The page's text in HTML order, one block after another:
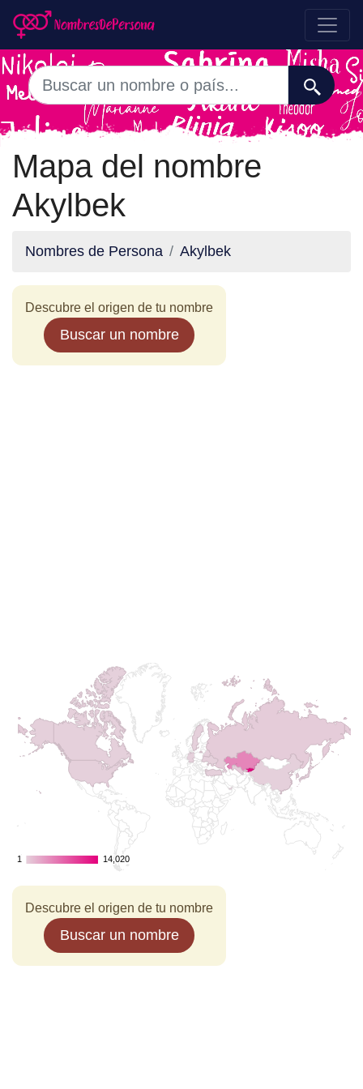
Mapa del nombre
Akylbek
Nombres de Persona Akylbek
Descubre el origen de tu nombre
Buscar un nombre
11 14,020
14,020
Descubre el origen de tu nombre
Buscar un nombre